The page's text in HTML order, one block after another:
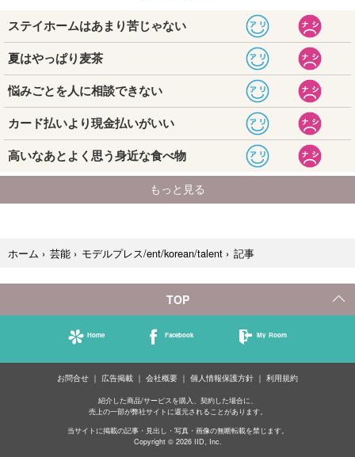
ホーム › 芸能 › モデルプレス/ent/korean/talent › 記事
TOP
Home Facebook My Room
お問合せ 広告掲載 会社概要 個人情報保護方針 利用規約
紹介した商品/サービスを購入、契約した場合に、
売上の一部が弊社サイトに還元されることがあります。
当サイトに掲載の記事・見出し・写真・画像の無断転載を禁じます。
Copyright © 2026 IID, Inc.